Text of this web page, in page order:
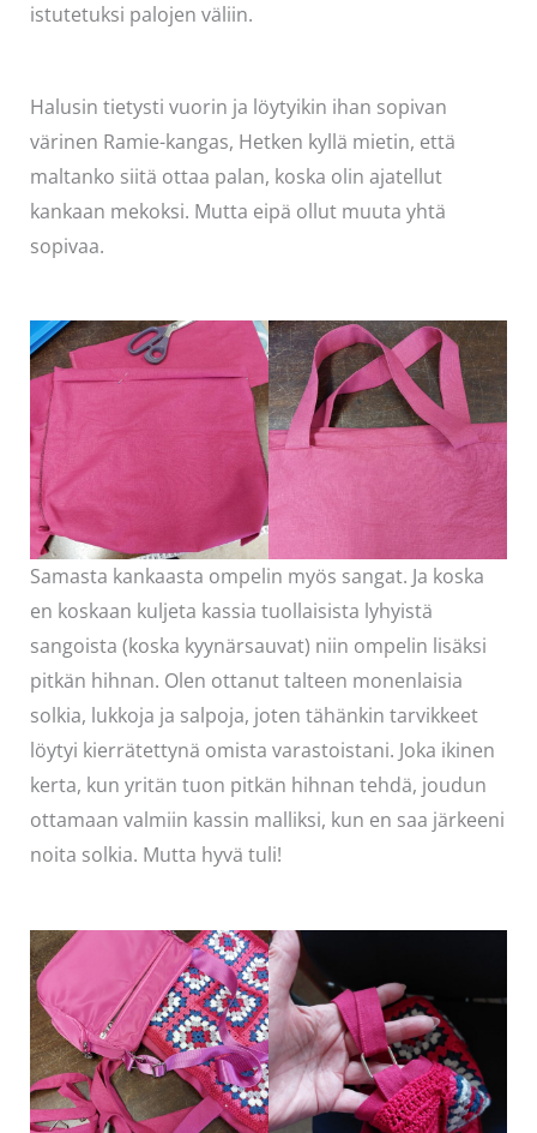
istutetuksi palojen väliin.
Halusin tietysti vuorin ja löytyikin ihan sopivan
värinen Ramie-kangas, Hetken kyllä mietin, että
maltanko siitä ottaa palan, koska olin ajatellut
kankaan mekoksi. Mutta eipä ollut muuta yhtä
sopivaa.
Samasta kankaasta ompelin myös sangat. Ja koska
en koskaan kuljeta kassia tuollaisista lyhyistä
sangoista (koska kyynärsauvat) niin ompelin lisäksi
pitkän hihnan. Olen ottanut talteen monenlaisia
solkia, lukkoja ja salpoja, joten tähänkin tarvikkeet
löytyi kierrätettynä omista varastoistani. Joka ikinen
kerta, kun yritän tuon pitkän hihnan tehdä, joudun
ottamaan valmiin kassin malliksi, kun en saa järkeeni
noita solkia. Mutta hyvä tuli!